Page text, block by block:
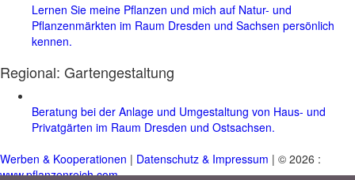
Lernen Sie meine Pflanzen und mich auf Natur- und
Pflanzenmärkten im Raum Dresden und Sachsen persönlich
kennen.
Regional: Gartengestaltung
Beratung bei der Anlage und Umgestaltung von Haus- und
Privatgärten im Raum Dresden und Ostsachsen.
Werben & Kooperationen | Datenschutz & Impressum | © 2026 :
www.pflanzenreich.com